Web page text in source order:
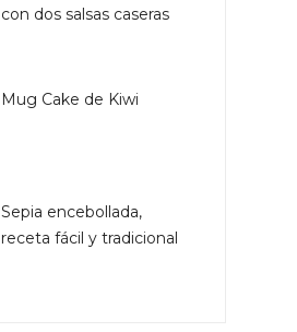
con dos salsas caseras
Mug Cake de Kiwi
Sepia encebollada,
receta fácil y tradicional